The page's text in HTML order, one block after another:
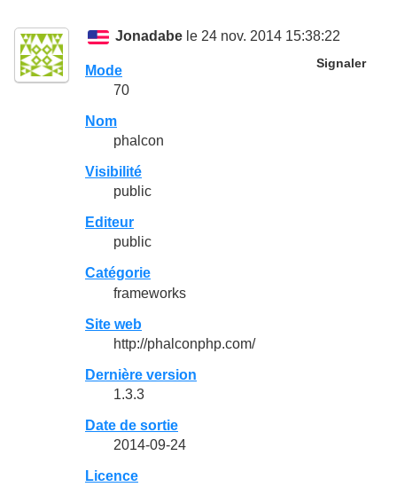
Jonadabe le 24 nov. 2014 15:38:22
Signaler
Mode
70
Nom
phalcon
Visibilité
public
Editeur
public
Catégorie
frameworks
Site web
http://phalconphp.com/
Dernière version
1.3.3
Date de sortie
2014-09-24
Licence